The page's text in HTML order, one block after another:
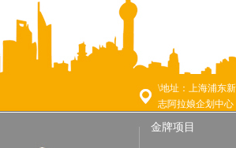
\地址：上海浦东
志阿拉娘企划中心
金牌项目